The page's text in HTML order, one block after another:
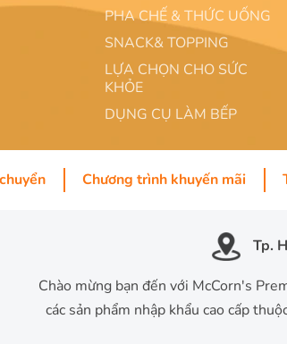
PHA CHẾ & THỨC UỐNG
SNACK& TOPPING
LỰA CHỌN CHO SỨC
KHỎE
DỤNG CỤ LÀM BẾP
Chương trình khuyến mãi
Tp.
Chào mừng bạn đến với McCorn's
các sản phẩm nhập khẩu cao cấp